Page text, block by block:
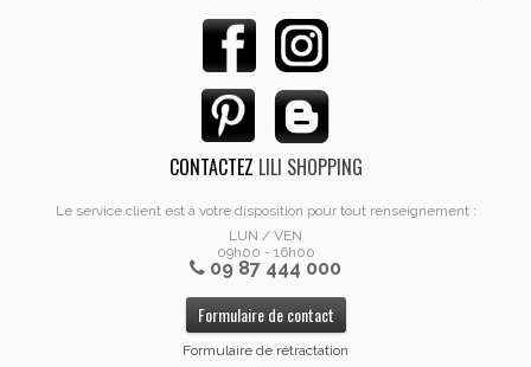
CONTACTEZ LILI SHOPPING
Le service client est à votre disposition pour tout renseignement :
LUN / VEN
09h00 - 16h00
09 87 444 000
Formulaire de contact
Formulaire de rétractation